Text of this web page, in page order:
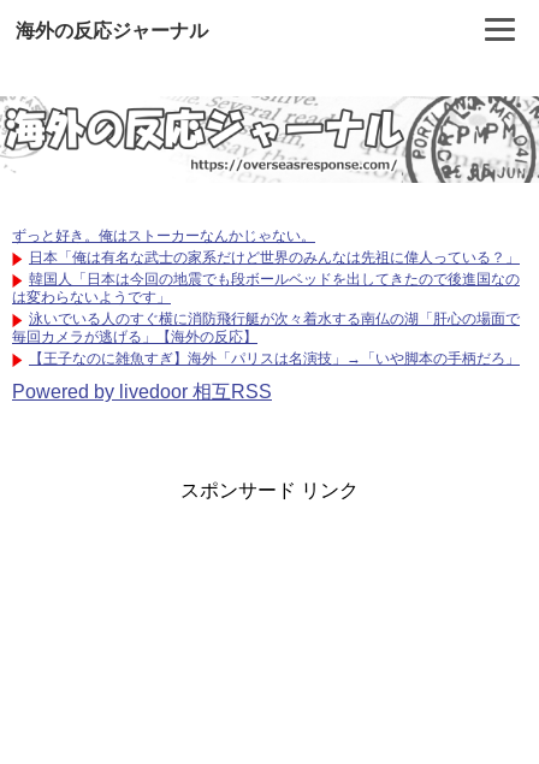
海外の反応ジャーナル
ずっと好き。俺はストーカーなんかじゃない。
日本「俺は有名な武士の家系だけど世界のみんなは先祖に偉人っている？」
韓国人「日本は今回の地震でも段ボールベッドを出してきたので後進国なの
は変わらないようです」
泳いでいる人のすぐ横に消防飛行艇が次々着水する南仏の湖「肝心の場面で
毎回カメラが逃げる」【海外の反応】
【王子なのに雑魚すぎ】海外「パリスは名演技」→「いや脚本の手柄だろ」
Powered by livedoor 相互RSS
スポンサード リンク